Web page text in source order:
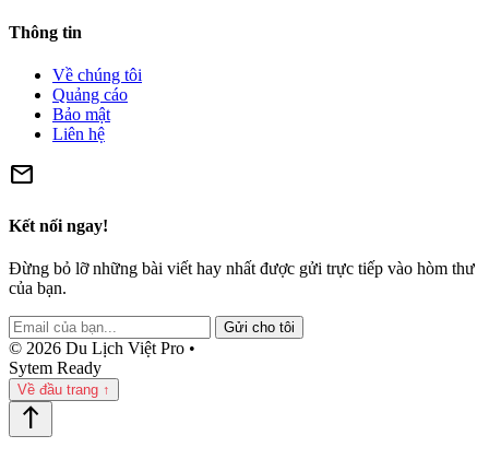
Thông tin
Về chúng tôi
Quảng cáo
Bảo mật
Liên hệ
mail
Kết nối ngay!
Đừng bỏ lỡ những bài viết hay nhất được gửi trực tiếp vào hòm thư
của bạn.
Gửi cho tôi
© 2026 Du Lịch Việt Pro •
Sytem Ready
Về đầu trang ↑
north